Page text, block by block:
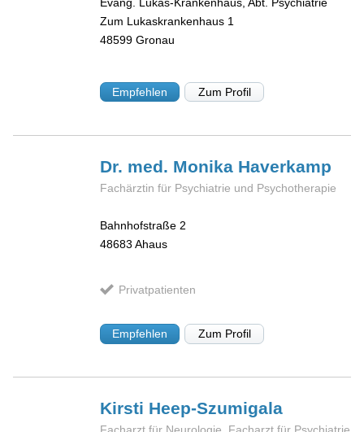
Zum Lukaskrankenhaus 1
48599 Gronau
Empfehlen Zum Profil
Dr. med. Monika Haverkamp
Fachärztin für Psychiatrie und Psychotherapie
Bahnhofstraße 2
48683 Ahaus
Privatpatienten
Empfehlen Zum Profil
Kirsti Heep-Szumigala